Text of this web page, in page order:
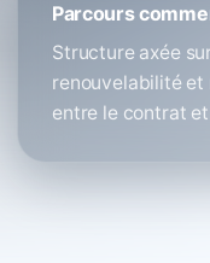
Parcours
Structure axée
renouvelabilité et
entre le contrat